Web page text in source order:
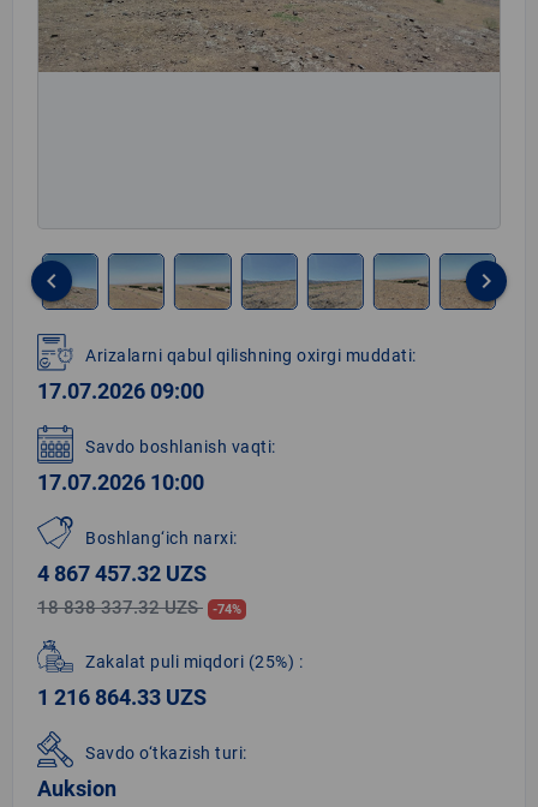
1
of
8
keyboard_arrow_left keyboard_arrow_right
Arizalarni qabul qilishning oxirgi muddati:
17.07.2026 09:00
Savdo boshlanish vaqti:
17.07.2026 10:00
Boshlang‘ich narxi:
4 867 457.32 UZS
18 838 337.32 UZS -74%
Zakalat puli miqdori (25%) :
1 216 864.33 UZS
Savdo o‘tkazish turi:
Auksion